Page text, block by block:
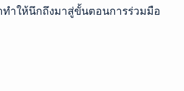
ทำให้นึกถึงมาสู่ขั้นตอนการร่วมมือ